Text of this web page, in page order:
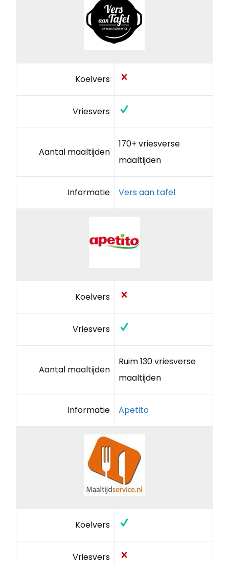
Koelvers
Vriesvers
Aantal maaltijden
170+ vriesverse
maaltijden
Informatie Vers aan tafel
Koelvers
Vriesvers
Aantal maaltijden
Ruim 130 vriesverse
maaltijden
Informatie Apetito
Koelvers
Vriesvers